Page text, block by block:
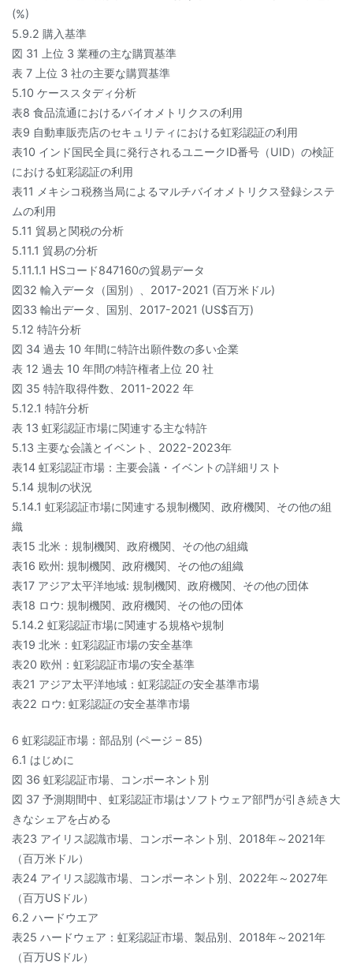
(%)
5.9.2 購入基準
図 31 上位 3 業種の主な購買基準
表 7 上位 3 社の主要な購買基準
5.10 ケーススタディ分析
表8 食品流通におけるバイオメトリクスの利用
表9 自動車販売店のセキュリティにおける虹彩認証の利用
表10 インド国民全員に発行されるユニークID番号（UID）の検証
における虹彩認証の利用
表11 メキシコ税務当局によるマルチバイオメトリクス登録システ
ムの利用
5.11 貿易と関税の分析
5.11.1 貿易の分析
5.11.1.1 HSコード847160の貿易データ
図32 輸入データ（国別）、2017-2021 (百万米ドル)
図33 輸出データ、国別、2017-2021 (US$百万)
5.12 特許分析
図 34 過去 10 年間に特許出願件数の多い企業
表 12 過去 10 年間の特許権者上位 20 社
図 35 特許取得件数、2011-2022 年
5.12.1 特許分析
表 13 虹彩認証市場に関連する主な特許
5.13 主要な会議とイベント、2022-2023年
表14 虹彩認証市場：主要会議・イベントの詳細リスト
5.14 規制の状況
5.14.1 虹彩認証市場に関連する規制機関、政府機関、その他の組
織
表15 北米：規制機関、政府機関、その他の組織
表16 欧州: 規制機関、政府機関、その他の組織
表17 アジア太平洋地域: 規制機関、政府機関、その他の団体
表18 ロウ: 規制機関、政府機関、その他の団体
5.14.2 虹彩認証市場に関連する規格や規制
表19 北米：虹彩認証市場の安全基準
表20 欧州：虹彩認証市場の安全基準
表21 アジア太平洋地域：虹彩認証の安全基準市場
表22 ロウ: 虹彩認証の安全基準市場
6 虹彩認証市場：部品別 (ページ – 85)
6.1 はじめに
図 36 虹彩認証市場、コンポーネント別
図 37 予測期間中、虹彩認証市場はソフトウェア部門が引き続き大
きなシェアを占める
表23 アイリス認識市場、コンポーネント別、2018年～2021年
（百万米ドル）
表24 アイリス認識市場、コンポーネント別、2022年～2027年
（百万USドル）
6.2 ハードウエア
表25 ハードウェア：虹彩認証市場、製品別、2018年～2021年
（百万USドル）